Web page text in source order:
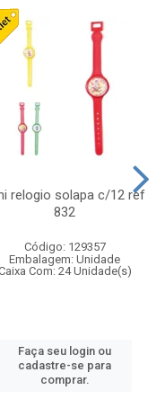
relogio solapa c/12 ref
832
Código: 129357
Embalagem: Unidade
Com: 24 Unidade(s)
Faça seu login ou
cadastre-se para
comprar.